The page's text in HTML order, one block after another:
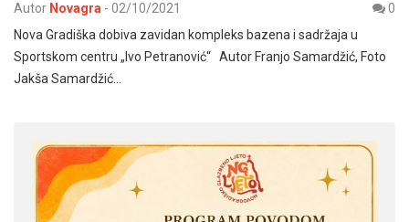
Autor Novagra - 02/10/2021
0
Nova Gradiška dobiva zavidan kompleks bazena i sadržaja u
Sportskom centru „Ivo Petranović“ Autor Franjo Samardžić, Foto
Jakša Samardžić…